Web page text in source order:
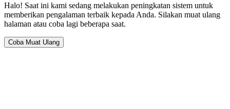
Halo! Saat ini kami sedang melakukan peningkatan sistem untuk
memberikan pengalaman terbaik kepada Anda. Silakan muat ulang
halaman atau coba lagi beberapa saat.
Coba Muat Ulang